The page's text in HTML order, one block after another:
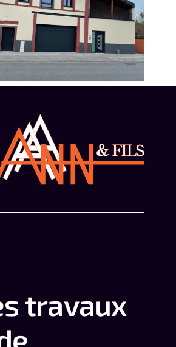
Construction maison
ossature bois
travaux